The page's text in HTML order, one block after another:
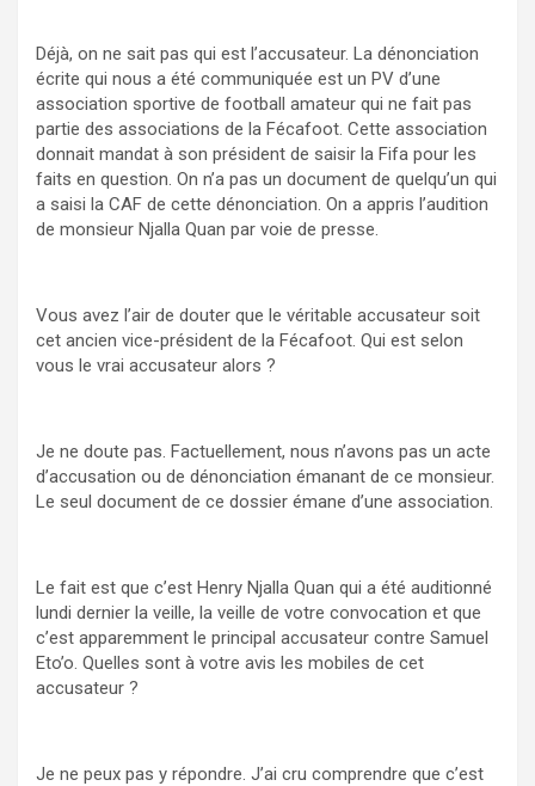
Déjà, on ne sait pas qui est l’accusateur. La dénonciation
écrite qui nous a été communiquée est un PV d’une
association sportive de football amateur qui ne fait pas
partie des associations de la Fécafoot. Cette association
donnait mandat à son président de saisir la Fifa pour les
faits en question. On n’a pas un document de quelqu’un qui
a saisi la CAF de cette dénonciation. On a appris l’audition
de monsieur Njalla Quan par voie de presse.
Vous avez l’air de douter que le véritable accusateur soit
cet ancien vice-président de la Fécafoot. Qui est selon
vous le vrai accusateur alors ?
Je ne doute pas. Factuellement, nous n’avons pas un acte
d’accusation ou de dénonciation émanant de ce monsieur.
Le seul document de ce dossier émane d’une association.
Le fait est que c’est Henry Njalla Quan qui a été auditionné
lundi dernier la veille, la veille de votre convocation et que
c’est apparemment le principal accusateur contre Samuel
Eto’o. Quelles sont à votre avis les mobiles de cet
accusateur ?
Je ne peux pas y répondre. J’ai cru comprendre que c’est